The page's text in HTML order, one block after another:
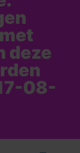
deze
08-